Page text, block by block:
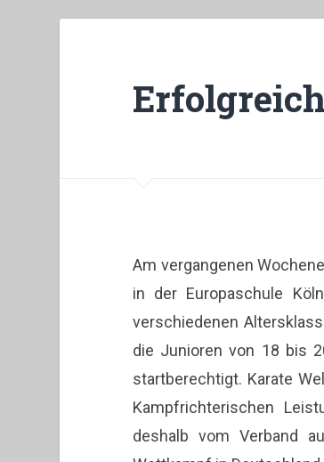
Am vergangenen
in der Europaschule
verschiedenen
die Junioren von 18 bis
startberechtigt. Karate
Kampfrichterischen
deshalb vom Verband